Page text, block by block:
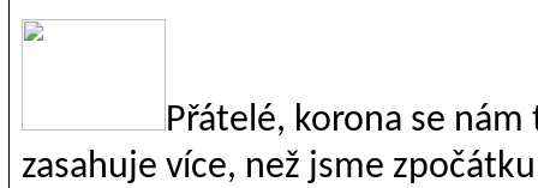
Přátelé, korona se
zasahuje více, než jsme